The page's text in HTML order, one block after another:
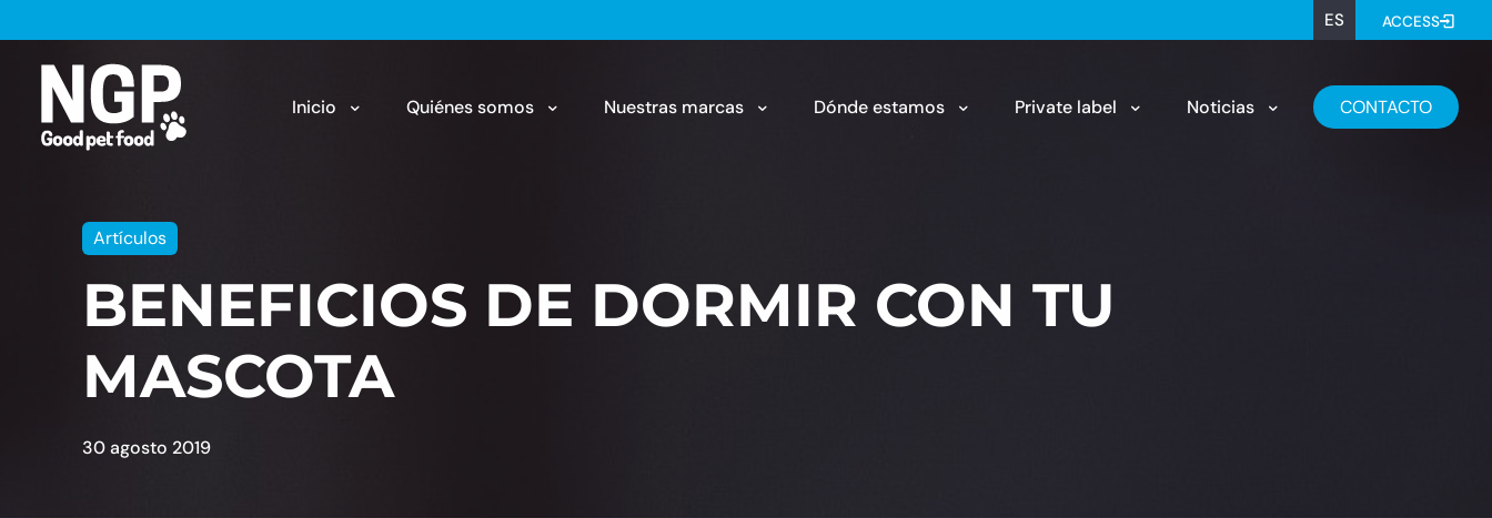
ES ACCESS
Inicio Quiénes somos Nuestras marcas Dónde estamos Private label Noticias CONTACTO
Artículos
BENEFICIOS DE DORMIR CON TU
MASCOTA
30 agosto 2019